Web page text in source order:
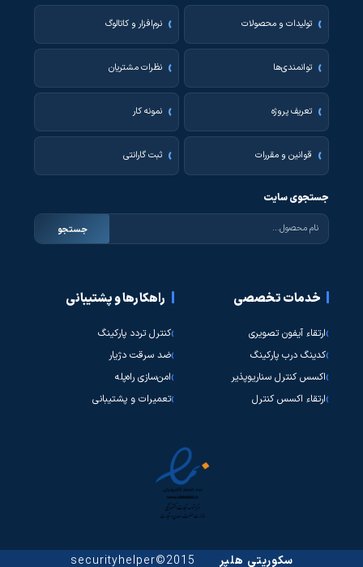
تولیدات و محصولات نرم‌افزار و کاتالوگ
توانمندی‌ها نظرات مشتریان
تعریف پروژه نمونه کار
قوانین و مقررات ثبت گارانتی
جستجوی سایت
جستجو
خدمات تخصصی
ارتقاء آیفون تصویری
کدینگ درب پارکینگ
اکسس کنترل سناریوپذیر
ارتقاء اکسس کنترل
راهکارها و پشتیبانی
کنترل تردد پارکینگ
ضد سرقت دژیار
امن‌سازی راه‌پله
تعمیرات و پشتیبانی
سکوریتی هلپر